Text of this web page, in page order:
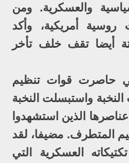
والعسكرية. ومن
روسية أمريكية، وأكد
أيضا تقف خلف تأخر
حاصرت قوات تنظيم
واستبسلت النخبة
الذين استشهدوا
المتطرف. مضيفا، لقد
العسكرية التي